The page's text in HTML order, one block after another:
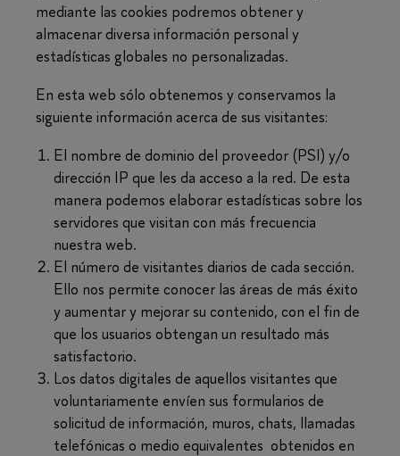
mediante las cookies podremos obtener y
almacenar diversa información personal y
estadísticas globales no personalizadas.
En esta web sólo obtenemos y conservamos la
siguiente información acerca de sus visitantes:
El nombre de dominio del proveedor (PSI) y/o
dirección IP que les da acceso a la red. De esta
manera podemos elaborar estadísticas sobre los
servidores que visitan con más frecuencia
nuestra web.
El número de visitantes diarios de cada sección.
Ello nos permite conocer las áreas de más éxito
y aumentar y mejorar su contenido, con el fin de
que los usuarios obtengan un resultado más
satisfactorio.
Los datos digitales de aquellos visitantes que
voluntariamente envíen sus formularios de
solicitud de información, muros, chats, llamadas
telefónicas o medio equivalentes obtenidos en